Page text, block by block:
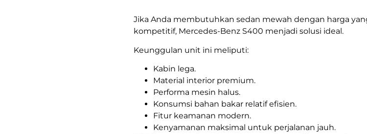
Jika Anda membutuhkan sedan mewah dengan harga
kompetitif, Mercedes-Benz S400 menjadi solusi ideal.
Keunggulan unit ini meliputi:
Kabin lega.
Material interior premium.
Performa mesin halus.
Konsumsi bahan bakar relatif efisien.
Fitur keamanan modern.
Kenyamanan maksimal untuk perjalanan jauh.